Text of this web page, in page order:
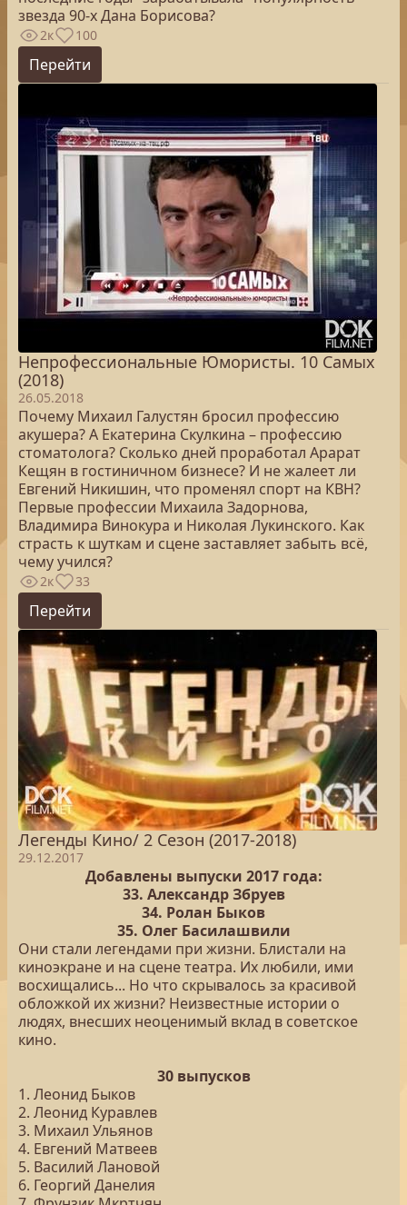
звезда 90-х Дана Борисова?
2к 100
Перейти
Непрофессиональные Юмористы. 10 Самых
(2018)
26.05.2018
Почему Михаил Галустян бросил профессию
акушера? А Екатерина Скулкина – профессию
стоматолога? Сколько дней проработал Арарат
Кещян в гостиничном бизнесе? И не жалеет ли
Евгений Никишин, что променял спорт на КВН?
Первые профессии Михаила Задорнова,
Владимира Винокура и Николая Лукинского. Как
страсть к шуткам и сцене заставляет забыть всё,
чему учился?
2к 33
Перейти
Легенды Кино/ 2 Сезон (2017-2018)
29.12.2017
Добавлены выпуски 2017 года:
33. Александр Збруев
34. Ролан Быков
35. Олег Басилашвили
Они стали легендами при жизни. Блистали на
киноэкране и на сцене театра. Их любили, ими
восхищались... Но что скрывалось за красивой
обложкой их жизни? Неизвестные истории о
людях, внесших неоценимый вклад в советское
кино.
30 выпусков
1. Леонид Быков
2. Леонид Куравлев
3. Михаил Ульянов
4. Евгений Матвеев
5. Василий Лановой
6. Георгий Данелия